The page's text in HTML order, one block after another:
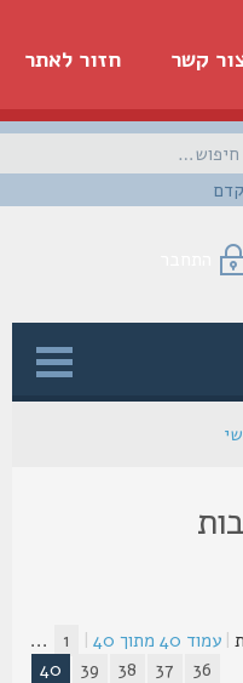
חזור לאתר קשר
40מתוך40
|
1
...
37
38
39
40